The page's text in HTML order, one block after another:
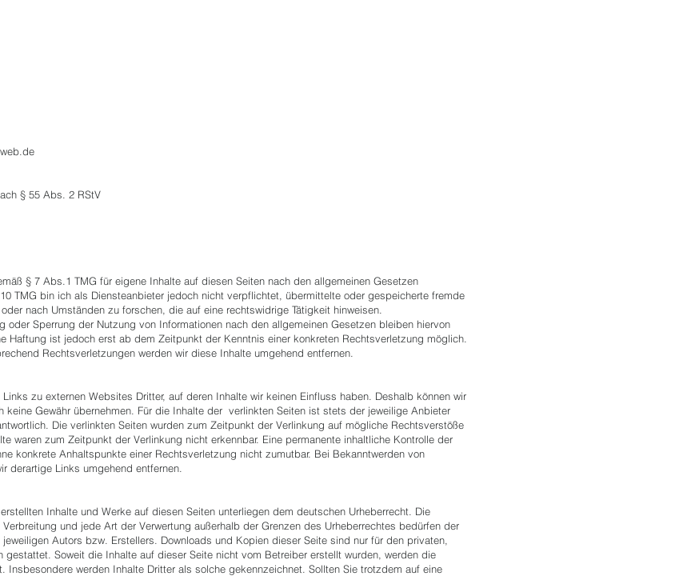
§ 55 Abs. 2 RStV
§ 7 Abs.1 TMG für eigene Inhalte auf diesen Seiten nach den allgemeinen Gesetzen
TMG bin ich als Diensteanbieter jedoch nicht verpflichtet, übermittelte oder gespeicherte fremde
nach Umständen zu forschen, die auf eine rechtswidrige Tätigkeit hinweisen.
oder Sperrung der Nutzung von Informationen nach den allgemeinen Gesetzen bleiben hiervon
Haftung ist jedoch erst ab dem Zeitpunkt der Kenntnis einer konkreten Rechtsverletzung möglich.
Rechtsverletzungen werden wir diese Inhalte umgehend entfernen.
zu externen Websites Dritter, auf deren Inhalte wir keinen Einfluss haben. Deshalb können wir
keine Gewähr übernehmen. Für die Inhalte der verlinkten Seiten ist stets der jeweilige Anbieter
Die verlinkten Seiten wurden zum Zeitpunkt der Verlinkung auf mögliche Rechtsverstöße
waren zum Zeitpunkt der Verlinkung nicht erkennbar. Eine permanente inhaltliche Kontrolle der
konkrete Anhaltspunkte einer Rechtsverletzung nicht zumutbar. Bei Bekanntwerden von
derartige Links umgehend entfernen.
Inhalte und Werke auf diesen Seiten unterliegen dem deutschen Urheberrecht. Die
und jede Art der Verwertung außerhalb der Grenzen des Urheberrechtes bedürfen der
Autors bzw. Erstellers. Downloads und Kopien dieser Seite sind nur für den privaten,
gestattet. Soweit die Inhalte auf dieser Seite nicht vom Betreiber erstellt wurden, werden die
Insbesondere werden Inhalte Dritter als solche gekennzeichnet. Sollten Sie trotzdem auf eine